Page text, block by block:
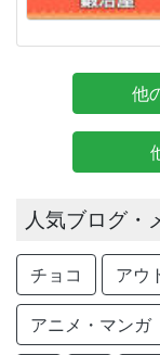
他
人気ブログ・
チョコ アウ
アニメ・マンガ